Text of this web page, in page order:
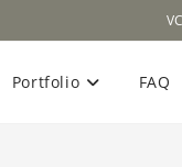
Portfolio FAQ